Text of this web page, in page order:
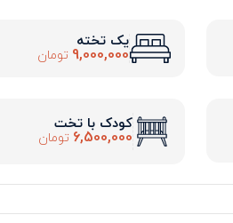
یک تخته
9,000,000 تومان
کودک با تخت
6,500,000 تومان